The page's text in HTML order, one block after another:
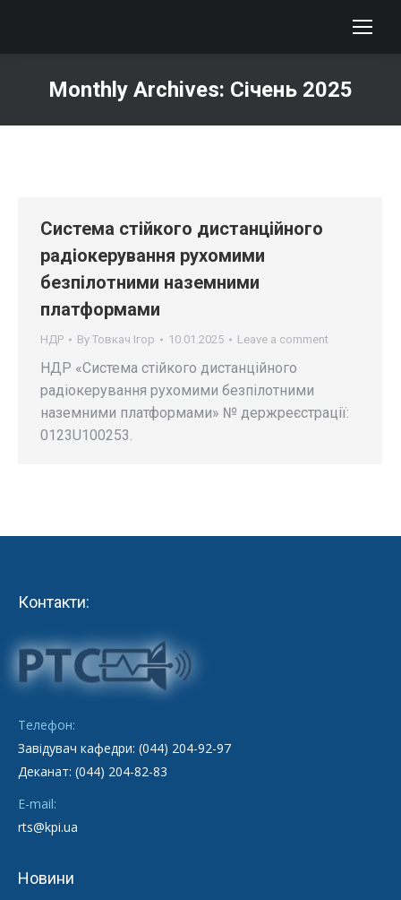
Monthly Archives: Січень 2025
Система стійкого дистанційного
радіокерування рухомими
безпілотними наземними
платформами
НДР By Товкач Ігор 10.01.2025 Leave a comment
НДР «Система стійкого дистанційного
радіокерування рухомими безпілотними
наземними платформами» № держреєстрації:
0123U100253.
Контакти:
Телефон:
Завідувач кафедри: (044) 204-92-97
Деканат: (044) 204-82-83
E-mail:
rts@kpi.ua
Новини